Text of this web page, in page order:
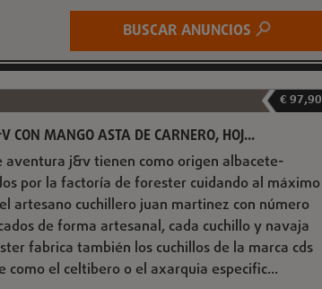
BUSCAR ANUNCIOS
€ 97,90
CON MANGO ASTA DE CARNERO, HOJ...
aventura j&v tienen como origen albacete-
por la factoría de forester cuidando al máximo
artesano cuchillero juan martinez con número
de forma artesanal, cada cuchillo y navaja
fabrica también los cuchillos de la marca cds
como el celtibero o el axarquia especific...